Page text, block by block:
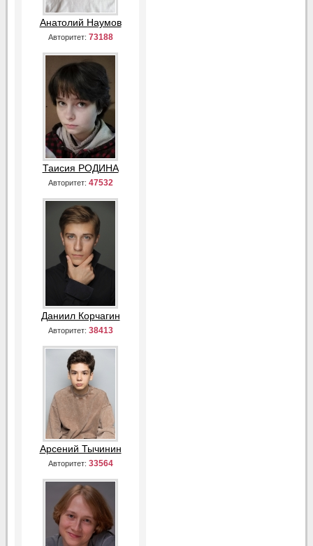
Анатолий Наумов
Авторитет: 73188
Таисия РОДИНА
Авторитет: 47532
Даниил Корчагин
Авторитет: 38413
Арсений Тычинин
Авторитет: 33564